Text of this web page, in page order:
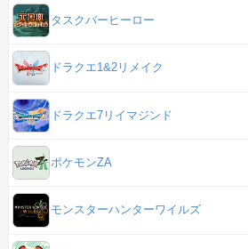
タスクバーヒーロー
ドラクエ1&2リメイク
ドラクエ7リイマジンド
ポケモンZA
モンスターハンターワイルズ